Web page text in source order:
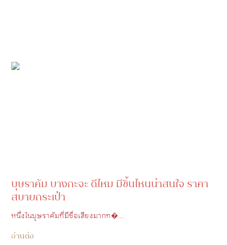
บุษราคัม บางกะจะ ดีไหม มีชิ้นไหนน่าสนใจ ราคา
สบายกระเป๋า
หนึ่งในบุษราคัมที่มีชื่อเสียงมากท�…
อ่านต่อ